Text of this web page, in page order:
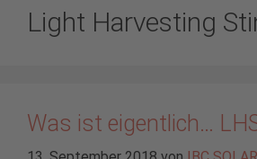
Light Harvesting
Was ist eigentlich…